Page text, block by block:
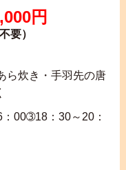
円
要）
ら炊き・手羽先の唐
00➂18：30～20：